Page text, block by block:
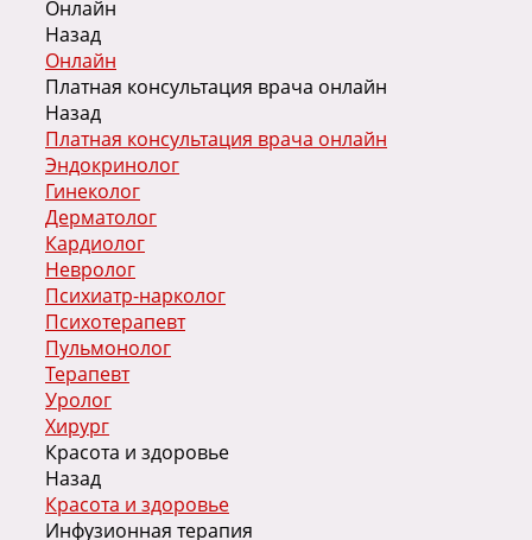
Онлайн
Назад
Онлайн
Платная консультация врача онлайн
Назад
Платная консультация врача онлайн
Эндокринолог
Гинеколог
Дерматолог
Кардиолог
Невролог
Психиатр-нарколог
Психотерапевт
Пульмонолог
Терапевт
Уролог
Хирург
Красота и здоровье
Назад
Красота и здоровье
Инфузионная терапия